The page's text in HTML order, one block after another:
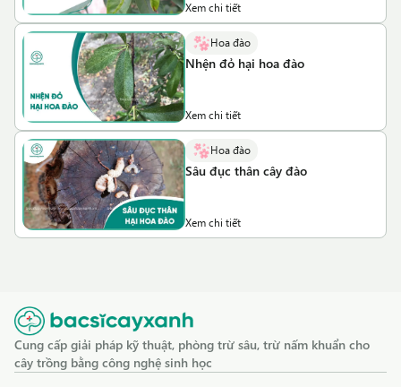
Xem chi tiết
Hoa đào
Nhện đỏ hại hoa đào
Xem chi tiết
Hoa đào
Sâu đục thân cây đào
Xem chi tiết
Cung cấp giải pháp kỹ thuật, phòng trừ sâu, trừ nấm khuẩn cho
cây trồng bằng công nghệ sinh học